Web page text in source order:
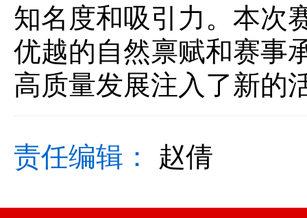
知名度和吸引力。本次
优越的自然禀赋和赛事
高质量发展注入了新的
责任编辑： 赵倩